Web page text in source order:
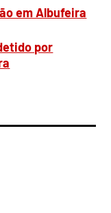
em Albufeira
por